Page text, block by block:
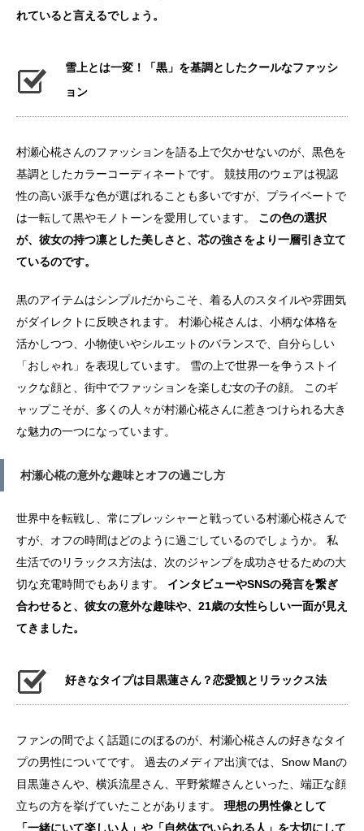
れていると言えるでしょう。
雪上とは一変！「黒」を基調としたクールなファッシ
ョン
村瀬心椛さんのファッションを語る上で欠かせないのが、黒色を
基調としたカラーコーディネートです。 競技用のウェアは視認
性の高い派手な色が選ばれることも多いですが、プライベートで
は一転して黒やモノトーンを愛用しています。 この色の選択
が、彼女の持つ凛とした美しさと、芯の強さをより一層引き立て
ているのです。
黒のアイテムはシンプルだからこそ、着る人のスタイルや雰囲気
がダイレクトに反映されます。 村瀬心椛さんは、小柄な体格を
活かしつつ、小物使いやシルエットのバランスで、自分らしい
「おしゃれ」を表現しています。 雪の上で世界一を争うストイ
ックな顔と、街中でファッションを楽しむ女の子の顔。 このギ
ャップこそが、多くの人々が村瀬心椛さんに惹きつけられる大き
な魅力の一つになっています。
村瀬心椛の意外な趣味とオフの過ごし方
世界中を転戦し、常にプレッシャーと戦っている村瀬心椛さんで
すが、オフの時間はどのように過ごしているのでしょうか。 私
生活でのリラックス方法は、次のジャンプを成功させるための大
切な充電時間でもあります。 インタビューやSNSの発言を繋ぎ
合わせると、彼女の意外な趣味や、21歳の女性らしい一面が見え
てきました。
好きなタイプは目黒蓮さん？恋愛観とリラックス法
ファンの間でよく話題にのぼるのが、村瀬心椛さんの好きなタイ
プの男性についてです。 過去のメディア出演では、Snow Manの
目黒蓮さんや、横浜流星さん、平野紫耀さんといった、端正な顔
立ちの方を挙げていたことがあります。 理想の男性像として
「一緒にいて楽しい人」や「自然体でいられる人」を大切にして